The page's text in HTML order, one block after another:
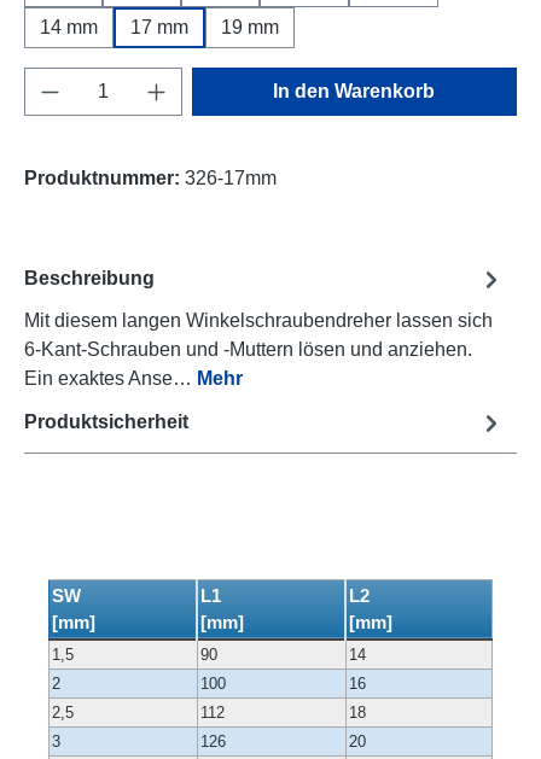
14 mm
17 mm 19 mm
Produkt Anzahl: Gib den gewünschten
In den Warenkorb
Produktnummer: 326-17mm
Beschreibung
Mit diesem langen Winkelschraubendreher lassen sich
6-Kant-Schrauben und -Muttern lösen und anziehen.
Ein exaktes Anse… Mehr
Produktsicherheit
SW
[mm]
L1
[mm]
L2
[mm]
1,5 90
14
2
100
16
2,5
112
18
3
126
20